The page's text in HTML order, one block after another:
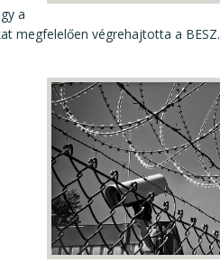
a
megfelelően végrehajtotta a BESZ.